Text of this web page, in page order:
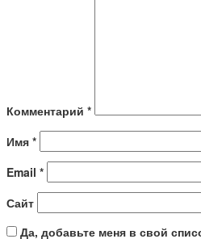
Комментарий *
Имя *
Email *
Сайт
Да, добавьте меня в свой